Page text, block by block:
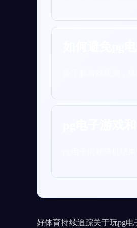
好体育持续追踪关于玩pg